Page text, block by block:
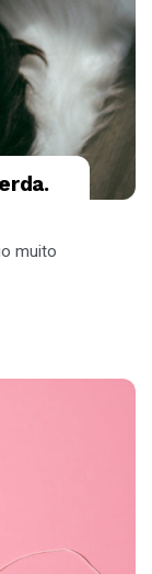
muito